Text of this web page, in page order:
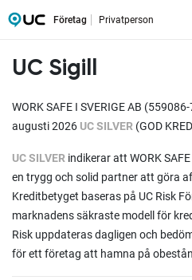
Företag Privatperson
UC Sigill
WORK SAFE I SVERIGE AB
augusti 2026 UC SILVER (GOD
UC SILVER indikerar att WORK
en trygg och solid partner att göra
Kreditbetyget baseras på UC Risk
marknadens säkraste modell för
Risk uppdateras dagligen och
för ett företag att hamna på